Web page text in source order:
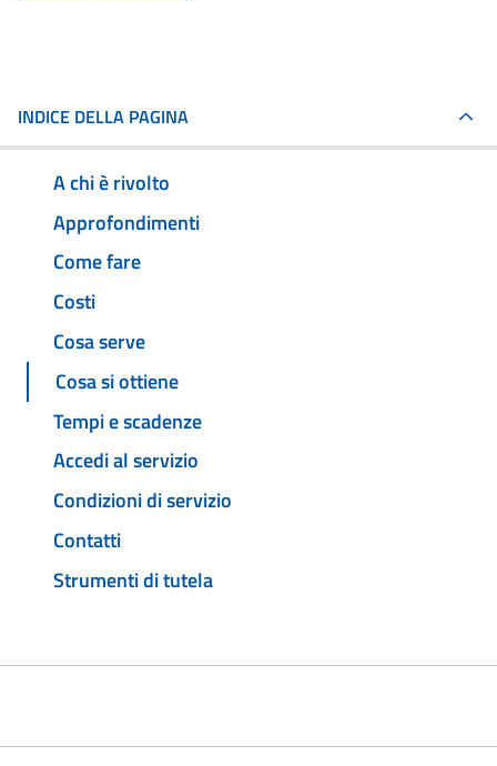
INDICE DELLA PAGINA
A chi è rivolto
Approfondimenti
Come fare
Costi
Cosa serve
Cosa si ottiene
Tempi e scadenze
Accedi al servizio
Condizioni di servizio
Contatti
Strumenti di tutela